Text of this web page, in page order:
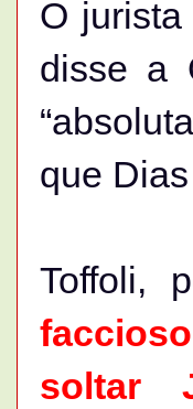
O jurista
disse a
que
Toffoli,
soltar